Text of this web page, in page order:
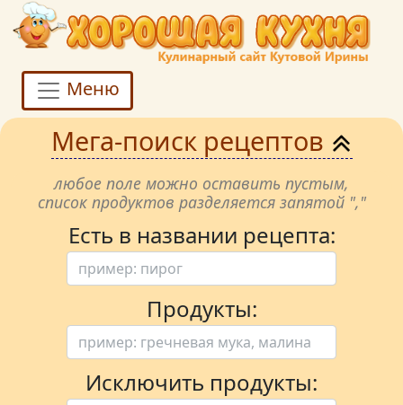
Меню
Мега-поиск рецептов
любое поле можно оставить пустым,
список продуктов разделяется запятой ","
Есть в названии рецепта:
Продукты:
Исключить продукты: